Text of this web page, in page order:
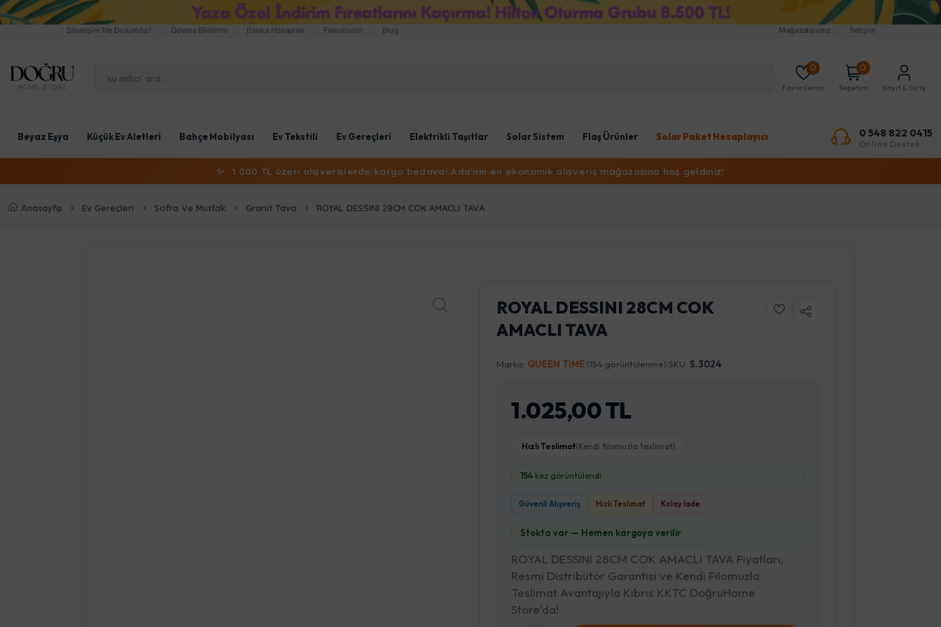
Siparişim Ne Durumda? Ödeme Bildirimi Banka Hesapları Favorilerim Blog Mağazalarımız İletişim
0
Favorilerim
0
Sepetim Kayıt & Giriş
Beyaz Eşya Küçük Ev Aletleri Bahçe Mobilyası Ev Tekstili Ev Gereçleri Elektrikli Taşıtlar Solar Sistem Flaş Ürünler Solar Paket Hesaplayıcı 0 548 822 0415
Online Destek
✨ 1.000 TL üzeri alışverişlerde kargo bedava! Ada'nın en ekonomik alışveriş mağazasına hoş geldiniz!
Anasayfa Ev Gereçleri Sofra Ve Mutfak Granit Tava ROYAL DESSINI 28CM COK AMACLI TAVA
ROYAL DESSINI 28CM COK
AMACLI TAVA
Marka: QUEEN TİME (154 görüntülenme) SKU: S.3024
1.025,00 TL
Hızlı Teslimat(Kendi filomuzla teslimat)
154 kez görüntülendi
Güvenli Alışveriş Hızlı Teslimat Kolay İade
Stokta var — Hemen kargoya verilir
ROYAL DESSINI 28CM COK AMACLI TAVA Fiyatları,
Resmi Distribütör Garantisi ve Kendi Filomuzla
Teslimat Avantajıyla Kıbrıs KKTC DoğruHome
Store'da!